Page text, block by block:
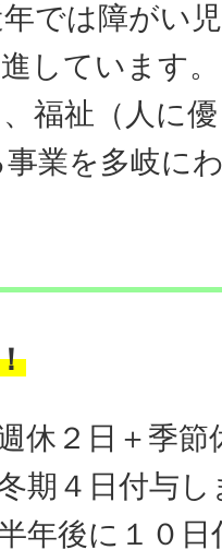
では障がい
しています
福祉（人に
業を多岐に
休２日＋季節
期４日付与し
年後に１０